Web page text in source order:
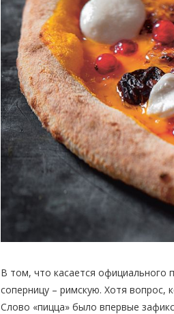
В том, что касается официального
соперницу – римскую. Хотя вопрос,
Слово «пицца» было впервые